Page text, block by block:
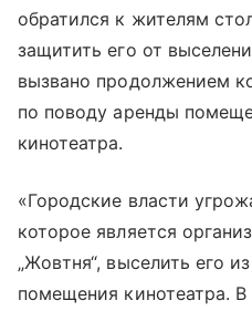
обратился к жителям
защитить его от
вызвано продолжением
по поводу аренды
кинотеатра.
«Городские власти
которое является
„Жовтня“, выселить его
помещения кинотеатра.